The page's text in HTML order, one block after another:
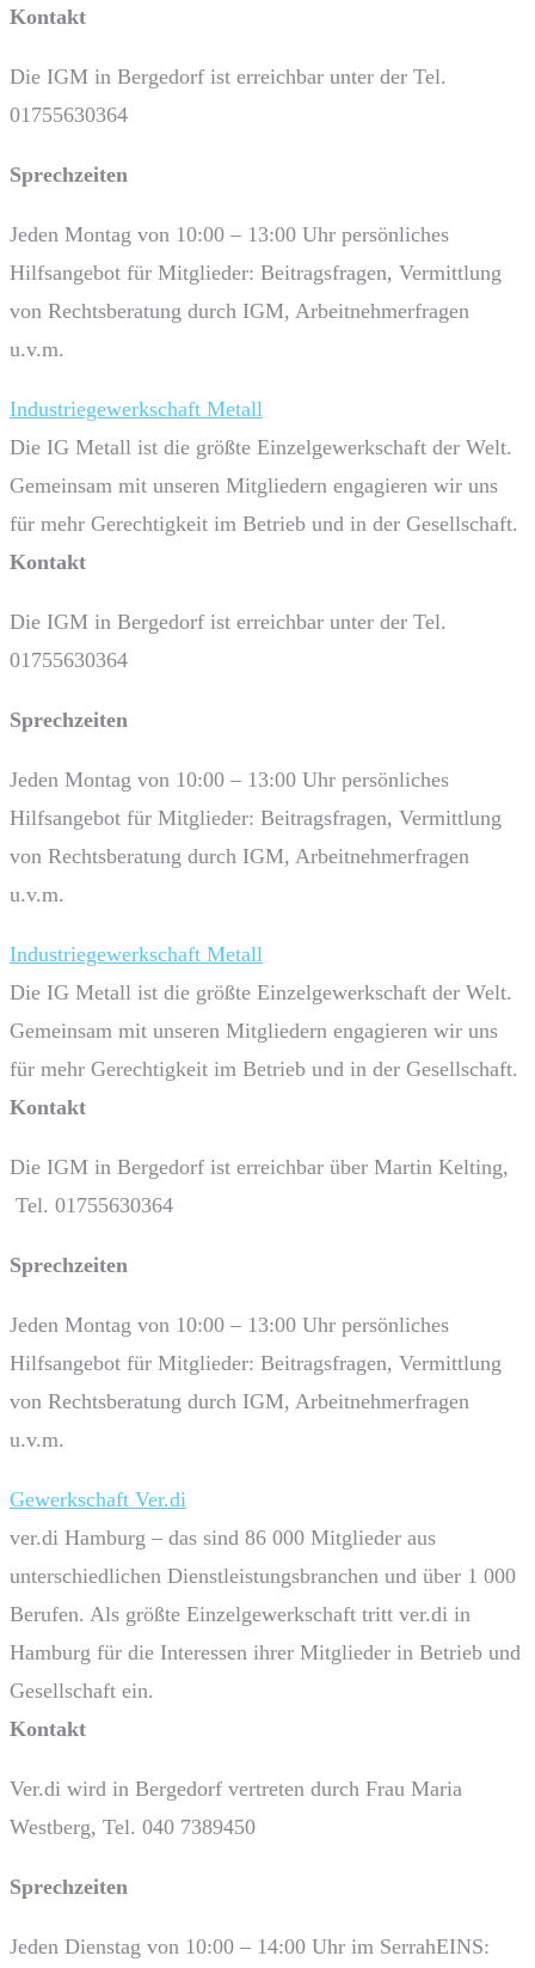
Kontakt
Die IGM in Bergedorf ist erreichbar unter der Tel.
01755630364
Sprech­zeiten
Jeden Montag von 10:00 – 13:00 Uhr persönliches
Hilfsangebot für Mitglieder: Beitragsfragen, Vermittlung
von Rechtsberatung durch IGM, Arbeitnehmerfragen
u.v.m.
Industriegewerkschaft Metall
Die IG Metall ist die größte Einzelgewerkschaft der Welt.
Gemeinsam mit unseren Mitgliedern engagieren wir uns
für mehr Gerechtigkeit im Betrieb und in der Gesellschaft.
Kontakt
Die IGM in Bergedorf ist erreichbar unter der Tel.
01755630364
Sprech­zeiten
Jeden Montag von 10:00 – 13:00 Uhr persönliches
Hilfsangebot für Mitglieder: Beitragsfragen, Vermittlung
von Rechtsberatung durch IGM, Arbeitnehmerfragen
u.v.m.
Industriegewerkschaft Metall
Die IG Metall ist die größte Einzelgewerkschaft der Welt.
Gemeinsam mit unseren Mitgliedern engagieren wir uns
für mehr Gerechtigkeit im Betrieb und in der Gesellschaft.
Kontakt
Die IGM in Bergedorf ist erreichbar über Martin Kelting,
Tel. 01755630364
Sprech­zeiten
Jeden Montag von 10:00 – 13:00 Uhr persönliches
Hilfsangebot für Mitglieder: Beitragsfragen, Vermittlung
von Rechtsberatung durch IGM, Arbeitnehmerfragen
u.v.m.
Gewerkschaft Ver.di
ver.di Hamburg – das sind 86 000 Mitglieder aus
unterschiedlichen Dienstleistungsbranchen und über 1 000
Berufen. Als größte Einzelgewerkschaft tritt ver.di in
Hamburg für die Interessen ihrer Mitglieder in Betrieb und
Gesellschaft ein.
Kontakt
Ver.di wird in Bergedorf vertreten durch Frau Maria
Westberg, Tel. 040 7389450
Sprech­zeiten
Jeden Dienstag von 10:00 – 14:00 Uhr im SerrahEINS: